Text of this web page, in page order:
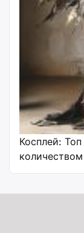
Косплей: